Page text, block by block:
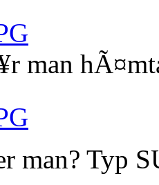
man
man? Typ